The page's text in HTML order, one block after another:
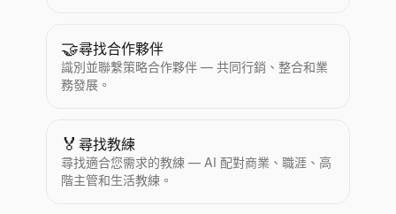
🤝尋找合作夥伴
識別並聯繫策略合作夥伴 — 共同行銷、整合和業
務發展。
🏅 尋找教練
尋找適合您需求的教練 — AI 配對商業、職涯、高
階主管和生活教練。